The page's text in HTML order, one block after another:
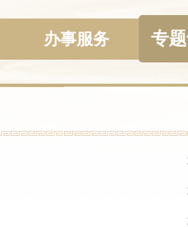
办事服务 专